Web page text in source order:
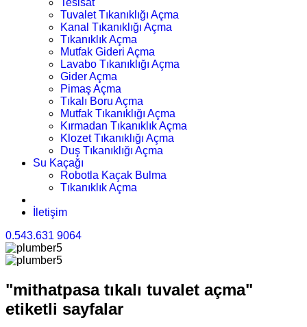
Tesisat
Tuvalet Tıkanıklığı Açma
Kanal Tıkanıklığı Açma
Tıkanıklık Açma
Mutfak Gideri Açma
Lavabo Tıkanıklığı Açma
Gider Açma
Pimaş Açma
Tıkalı Boru Açma
Mutfak Tıkanıklığı Açma
Kırmadan Tıkanıklık Açma
Klozet Tıkanıklığı Açma
Duş Tıkanıklığı Açma
Su Kaçağı
Robotla Kaçak Bulma
Tıkanıklık Açma
İletişim
0.543.631 9064
"mithatpasa tıkalı tuvalet açma"
etiketli sayfalar